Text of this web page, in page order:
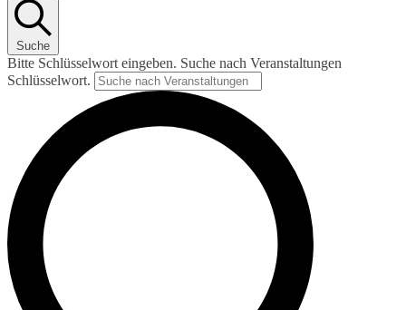
3,
2026
Suche
Bitte Schlüsselwort eingeben. Suche nach Veranstaltungen
Schlüsselwort.